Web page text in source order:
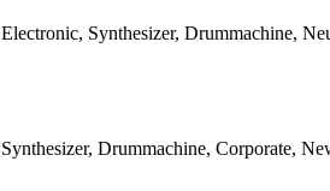
Electronic, Synthesizer, Drummachine,
Synthesizer, Drummachine, Corporate,